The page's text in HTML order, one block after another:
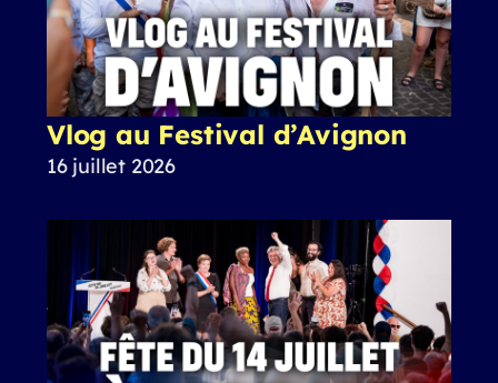
Vlog au Festival d’Avignon
16 juillet 2026